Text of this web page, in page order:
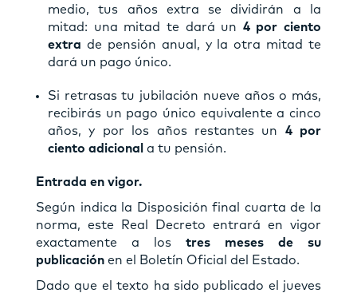
medio, tus años extra se dividirán a la
mitad: una mitad te dará un 4 por ciento
extra de pensión anual, y la otra mitad te
dará un pago único.
Si retrasas tu jubilación nueve años o más,
recibirás un pago único equivalente a cinco
años, y por los años restantes un 4 por
ciento adicional a tu pensión.
Entrada en vigor.
Según indica la Disposición final cuarta de la
norma, este Real Decreto entrará en vigor
exactamente a los tres meses de su
publicación en el Boletín Oficial del Estado.
Dado que el texto ha sido publicado el jueves